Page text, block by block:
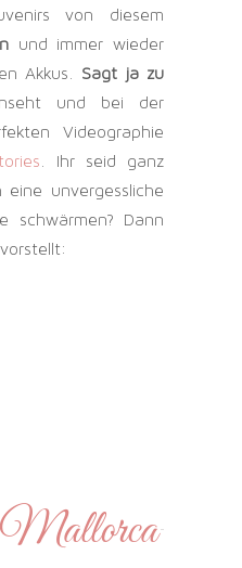
von diesem
und immer wieder
Akkus. Sagt ja zu
und bei der
Videographie
. Ihr seid ganz
unvergessliche
schwärmen? Dann
Mallorca